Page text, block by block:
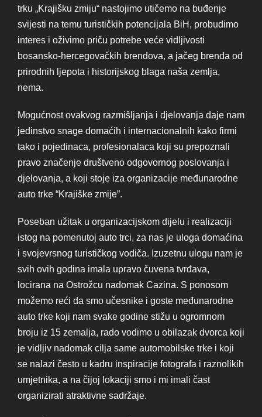
trku „Krajišku zmiju“ nastojimo utičemo na buđenje
svijesti na temu turističkih potencijala BiH, probudimo
interes i oživimo priču potrebe veće vidljivosti
bosansko-hercegovačkih brendova, a jačeg brenda od
prirodnih ljepota i historijskog blaga naša zemlja,
nema.
Mogućnost ovakvog razmišljanja i djelovanja daje nam
jedinstvo snage domaćih i internacionalnih kako firmi
tako i pojedinaca, profesionalaca koji su prepoznali
pravo značenje društveno odgovornog poslovanja i
djelovanja, a koji stoje iza organizacije međunarodne
auto trke “Krajiške zmije”.
Poseban užitak u organizacijskom dijelu i realizaciji
istog na pomenutoj auto trci, za nas je uloga domaćina
i svojevrsnog turističkog vodiča. Izuzetnu ulogu nam je
svih ovih godina imala upravo čuvena tvrđava,
locirana na Ostrožcu nadomak Cazina. S ponosom
možemo reći da smo učesnike i goste međunarodne
auto trke koji nam svake godine stižu u ogromnom
broju iz 15 zemalja, rado vodimo u obilazak dvorca koji
je vidljiv nadomak cilja same automobilske trke i koji
se nalazi često u kadru inspiracije fotografa i raznolikih
umjetnika, a na čijoj lokaciji smo i mi imali čast
organizirati atraktivne sadržaje.